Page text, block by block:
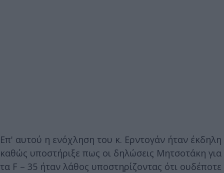
Επ' αυτού η ενόχληση του κ. Ερντογάν ήταν έκδηλη
καθώς υποστήριξε πως οι δηλώσεις Μητσοτάκη για
τα F – 35 ήταν λάθος υποστηρίζοντας ότι ουδέποτε